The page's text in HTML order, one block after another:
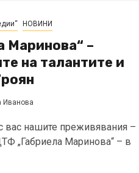
НОВИНИ
Маринова“ –
на талантите и
Иванова
вас нашите преживявания –
„Габриела Маринова“ – в